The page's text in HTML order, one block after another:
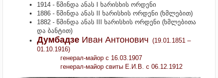
1914 - წმინდა ანას I ხარისხის ორდენი
1886 - წმინდა ანას II ხარისხის ორდენი (ხმლებით)
1882 - წმინდა ანას III ხარისხის ორდენი (ხმლებითა
და ბანტით)
Думбадзе Иван Антонович (19.01.1851 –
01.10.1916)
генерал-майор с 16.03.1907
генерал-майор свиты Е.И.В. с 06.12.1912